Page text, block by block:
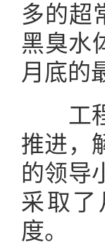
多的超
黑臭水
月底的
工程
推进，
的领导
采取
度。